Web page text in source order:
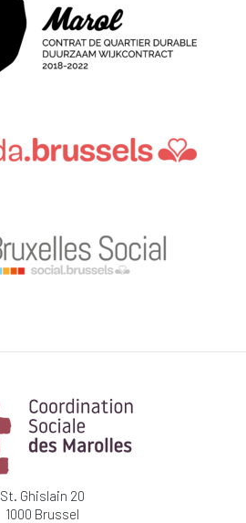
St. Ghislain 20
1000 Brussel